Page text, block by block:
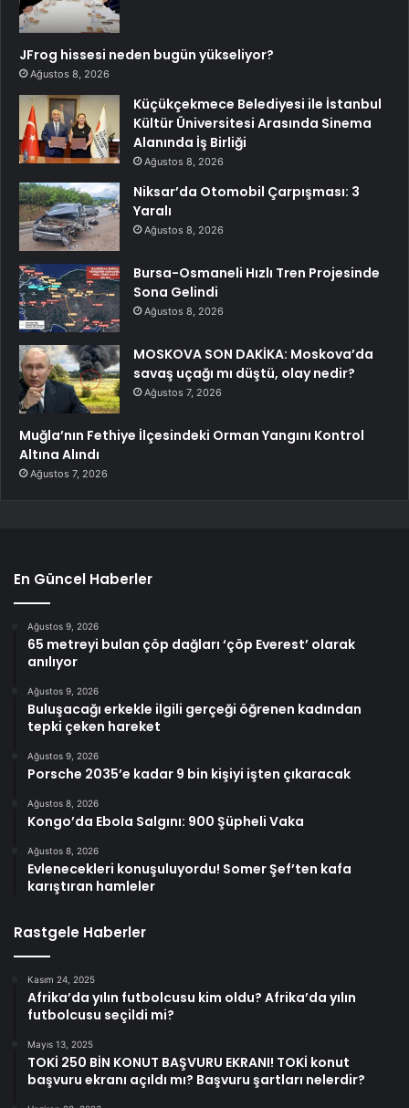
JFrog hissesi neden bugün yükseliyor?
Ağustos 8, 2026
Küçükçekmece Belediyesi ile İstanbul
Kültür Üniversitesi Arasında Sinema
Alanında İş Birliği
Ağustos 8, 2026
Niksar’da Otomobil Çarpışması: 3
Yaralı
Ağustos 8, 2026
Bursa-Osmaneli Hızlı Tren Projesinde
Sona Gelindi
Ağustos 8, 2026
MOSKOVA SON DAKİKA: Moskova’da
savaş uçağı mı düştü, olay nedir?
Ağustos 7, 2026
Muğla’nın Fethiye İlçesindeki Orman Yangını Kontrol
Altına Alındı
Ağustos 7, 2026
En Güncel Haberler
Ağustos 9, 2026
65 metreyi bulan çöp dağları ‘çöp Everest’ olarak
anılıyor
Ağustos 9, 2026
Buluşacağı erkekle ilgili gerçeği öğrenen kadından
tepki çeken hareket
Ağustos 9, 2026
Porsche 2035’e kadar 9 bin kişiyi işten çıkaracak
Ağustos 8, 2026
Kongo’da Ebola Salgını: 900 Şüpheli Vaka
Ağustos 8, 2026
Evlenecekleri konuşuluyordu! Somer Şef’ten kafa
karıştıran hamleler
Rastgele Haberler
Kasım 24, 2025
Afrika’da yılın futbolcusu kim oldu? Afrika’da yılın
futbolcusu seçildi mi?
Mayıs 13, 2025
TOKİ 250 BİN KONUT BAŞVURU EKRANI! TOKİ konut
başvuru ekranı açıldı mı? Başvuru şartları nelerdir?